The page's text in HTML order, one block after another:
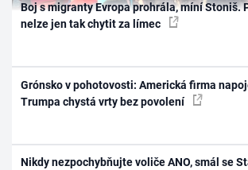
Boj s migranty Evropa prohrála, míní Stoniš.
nelze jen tak chytit za límec
Grónsko v pohotovosti: Americká firma
Trumpa chystá vrty bez povolení
Nikdy nezpochybňujte voliče ANO, smál se